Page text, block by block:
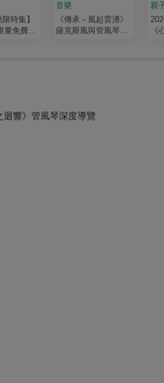
時集】
量免費搶
音樂
《傳承－風起雲湧》
薩克斯風與管風琴的
親
《
迴響》管風琴深度導覽